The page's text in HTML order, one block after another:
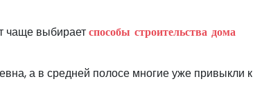
чаще выбираетспособы строительства дома
а в средней полосе многие уже привыкли к